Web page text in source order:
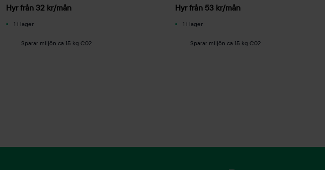
Hyr från 32 kr/mån
1 i lager
Sparar miljön ca 15 kg C02
Hyr från 53 kr/mån
1 i lager
Sparar miljön ca 15 kg C02